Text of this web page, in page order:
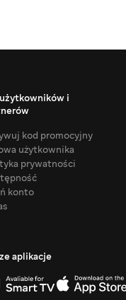
i
kod promocyjny
użytkownika
prywatności
konto
aplikacje